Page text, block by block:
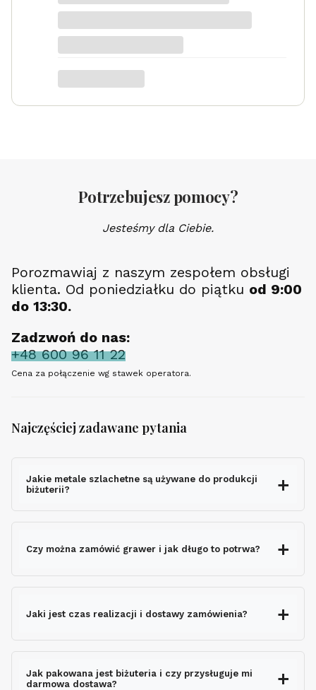
Serduszko Grawer
Potrzebujesz pomocy?
Jesteśmy dla Ciebie.
Porozmawiaj z naszym zespołem obsługi
klienta. Od poniedziałku do piątku od 9:00
do 13:30.
Zadzwoń do nas:
+48 600 96 11 22
Cena za połączenie wg stawek operatora.
Najczęściej zadawane pytania
Jakie metale szlachetne są używane do produkcji
biżuterii?
Czy można zamówić grawer i jak długo to potrwa?
grawerem gratis
wysyłki
Jaki jest czas realizacji i dostawy zamówienia?
Jak pakowana jest biżuteria i czy przysługuje mi
darmowa dostawa?